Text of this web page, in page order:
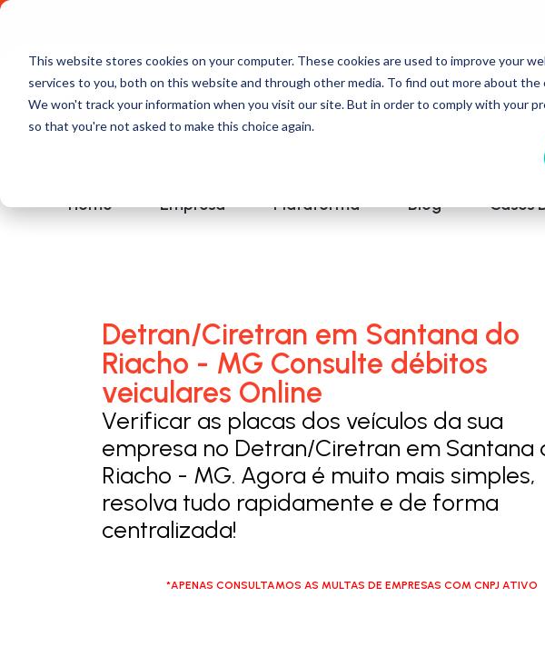
This website stores cookies on your computer. These cookies are used to improve your
services to you, both on this website and through other media. To find out more about the
We won't track your information when you visit our site. But in order to comply with your
so that you're not asked to make this choice again.
Home Empresa Plataforma Blog Cases
Detran/Ciretran em Santana do
Riacho - MG Consulte débitos
veiculares Online
Verificar as placas dos veículos da sua
empresa no Detran/Ciretran em Santana
Riacho - MG. Agora é muito mais simples,
resolva tudo rapidamente e de forma
centralizada!
*APENAS CONSULTAMOS AS MULTAS DE EMPRESAS COM CNPJ ATIVO